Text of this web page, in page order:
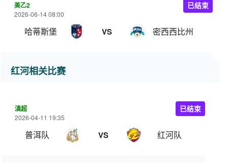
美乙2
2026-06-14 08:00
哈蒂斯堡 VS 密西西比州
已结束
红河相关比赛
滇超
2026-04-11 19:35
普洱队 VS 红河队
已结束